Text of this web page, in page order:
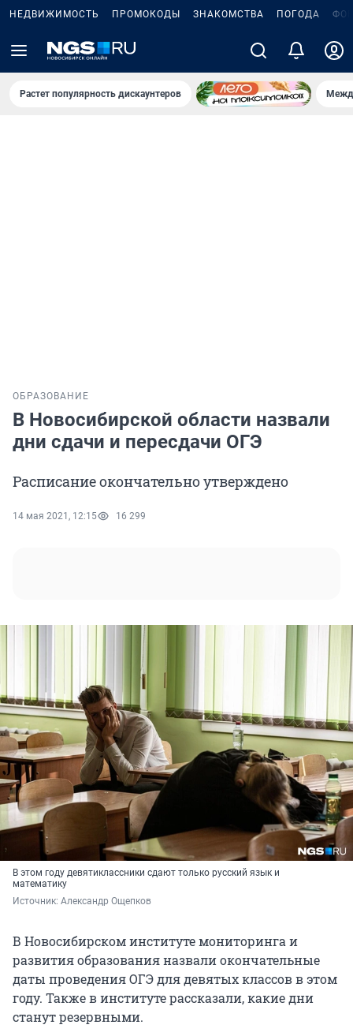
НЕДВИЖИМОСТЬ ПРОМОКОДЫ ЗНАКОМСТВА ПОГОДА
Растет популярность дискаунтеров
ОБРАЗОВАНИЕ
В Новосибирской области назвали
дни сдачи и пересдачи ОГЭ
Расписание окончательно утверждено
14 мая 2021, 12:15 16 299
В этом году девятиклассники сдают только русский язык и
математику
Источник: Александр Ощепков
В Новосибирском институте мониторинга и
развития образования назвали окончательные
даты проведения ОГЭ для девятых классов в этом
году. Также в институте рассказали, какие дни
станут резервными.